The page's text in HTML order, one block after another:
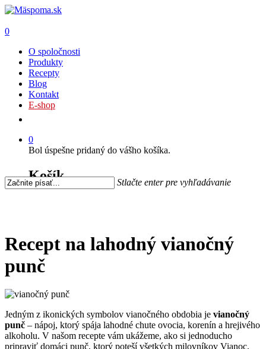
0
O spoločnosti
Produkty
Recepty
Blog
Kontakt
E-shop
0
Bol úspešne pridaný do vášho košíka.
Košík Stlačte enter pre vyhľadávanie
Recept na lahodný vianočný
punč
Jedným z ikonických symbolov vianočného obdobia je vianočný
punč – nápoj, ktorý spája lahodné chute ovocia, korenín a hrejivého
alkoholu. V našom recepte vám ukážeme, ako si jednoducho
pripraviť domáci punč, ktorý poteší všetkých milovníkov Vianoc.